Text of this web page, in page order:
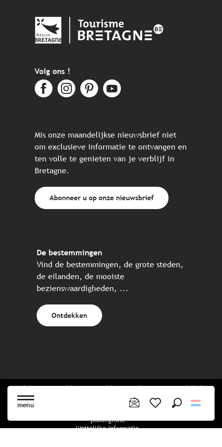
menu
Volg ons !
Mis onze maandelijkse nieuwsbrief niet
om exclusieve informatie te ontvangen en
ten volle te genieten van je verblijf in
Bretagne.
Abonneer u op onze nieuwsbrief
De bestemmingen
Vind de bestemmingen, de grote steden,
de eilanden, de mooiste
bezienswaardigheden, ...
Ontdekken
Website gecreëerd in samenwerking met alle Bretonse toeristische
plattegrond
Wettelijke informatie